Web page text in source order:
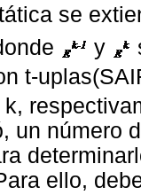
se
y
t-
k,
un número
ello,